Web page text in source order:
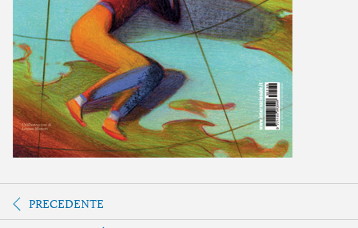
PRECEDENTE